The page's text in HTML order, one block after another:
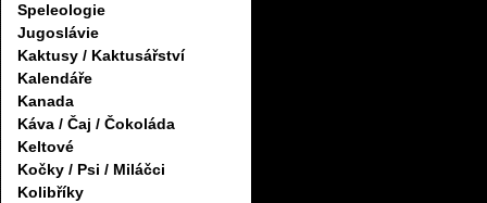
Speleologie
Jugoslávie
Kaktusy / Kaktusářství
Kalendáře
Kanada
Káva / Čaj / Čokoláda
Keltové
Kočky / Psi / Miláčci
Kolibříky